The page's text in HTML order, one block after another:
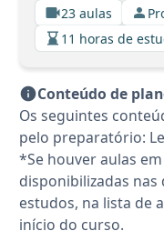
23 aulas
11 horas de
Conteúdo de
Os seguintes
pelo preparatório:
*Se houver aulas
disponibilizadas
estudos, na lista de
início do curso.